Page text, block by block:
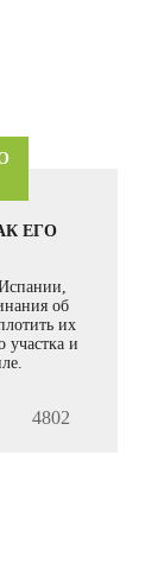
ЕГО
об
их
участка и
4802